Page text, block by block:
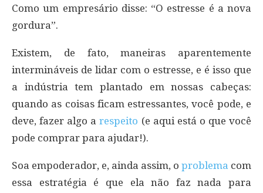
Como um empresário disse: “O estresse é a nova
gordura”.
Existem, de fato, maneiras aparentemente
intermináveis de lidar com o estresse, e é isso que
a indústria tem plantado em nossas cabeças:
quando as coisas ficam estressantes, você pode, e
deve, fazer algo arespeito (e aqui está o que você
pode comprar para ajudar!).
Soa empoderador, e, ainda assim, o problema com
essa estratégia é que ela não faz nada para